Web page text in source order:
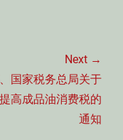
Next →
国家税务总局关于
高成品油消费税的
通知